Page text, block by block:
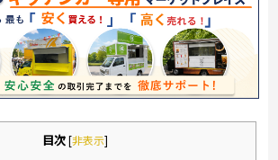
目次[非表示]